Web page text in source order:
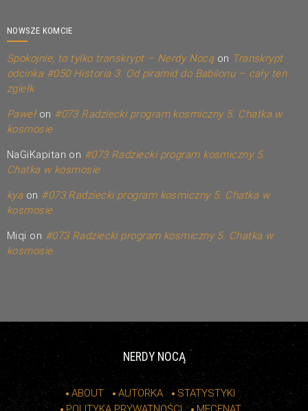
NOWSZE KOMCIE
Spokojnie, to tylko transkrypt – Nerdy Nocąon Transkrypt
odcinka #050 Historia 3. Od piramid do Babilonu – cały ten
zgiełk
Pawełon #073 Radziecki program kosmiczny 5. Chatka w
kosmosie
NaGiKapitan on #073 Radziecki program kosmiczny 5.
Chatka w kosmosie
kyaon #073 Radziecki program kosmiczny 5. Chatka w
kosmosie
Miqi on #073 Radziecki program kosmiczny 5. Chatka w
kosmosie
NERDY NOCĄ
ABOUT AUTORKA
STATYSTYKI